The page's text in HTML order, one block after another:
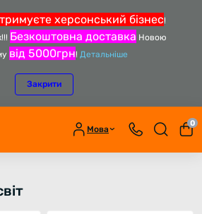
херсонський бізнес!
Безкоштовна доставка Новою
від 5000грн! Детальніше
Закрити
Мова
0